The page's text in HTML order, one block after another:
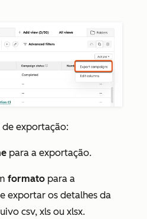
exportação:
para a exportação.
formato para a
exportar os detalhes da
csv, xls ou xlsx.